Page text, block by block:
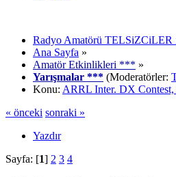
Radyo Amatörü TELSiZCiLER
Ana Sayfa »
Amatör Etkinlikleri *** »
Yarışmalar *** (Moderatörler:
Konu: ARRL Inter. DX
« önceki sonraki »
Yazdır
Sayfa: [1] 2 3 4